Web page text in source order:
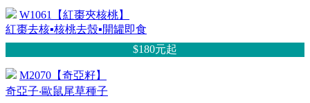
W1061【紅棗夾核桃】
紅棗去核▪核桃去殼▪開罐即食
$180元起
M2070【奇亞籽】
奇亞子‧歐鼠尾草種子